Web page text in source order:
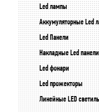
Led лампы
Аккумуляторные Led
Led Панели
Накладные Led панели
Led фонари
Led прожекторы
Линейные LED